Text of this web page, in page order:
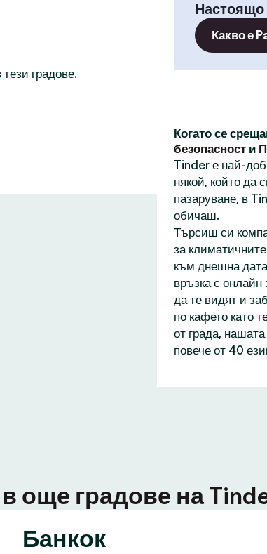
градове.
Какво е
Когато се
безопасност и
Tinder е най-
някой, който да
пазаруване, в
обичаш.
Търсиш си
за
към днешна
връзка с
да те видят и
по кафето като
от града,
повече от 40
още градове на
Банкок